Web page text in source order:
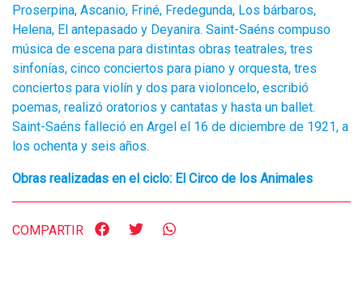
Proserpina, Ascanio, Friné, Fredegunda, Los bárbaros,
Helena, El antepasado y Deyanira. Saint-Saéns compuso
música de escena para distintas obras teatrales, tres
sinfonías, cinco conciertos para piano y orquesta, tres
conciertos para violín y dos para violoncelo, escribió
poemas, realizó oratorios y cantatas y hasta un ballet.
Saint-Saéns falleció en Argel el 16 de diciembre de 1921, a
los ochenta y seis años.
Obras realizadas en el ciclo: El Circo de los Animales
COMPARTIR